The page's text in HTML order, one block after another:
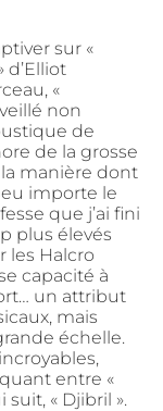
sur «
«
non
de
de la grosse
manière dont
importe le
que j’ai fini
plus élevés
les Halcro
capacité à
un attribut
mais
échelle.
entre «
« Djibril ».